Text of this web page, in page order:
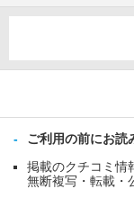
ご利用の前にお読
掲載のクチコミ情
無断複写・転載・